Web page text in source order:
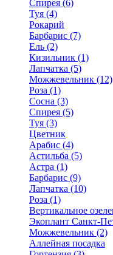
Спирея (6)
Туя (4)
Рокарий
Барбарис (7)
Ель (2)
Кизильник (1)
Лапчатка (5)
Можжевельник (12)
Роза (1)
Сосна (3)
Спирея (5)
Туя (3)
Цветник
Арабис (4)
Астильба (5)
Астра (1)
Барбарис (9)
Лапчатка (10)
Роза (1)
Вертикальное
Экоплант Санкт-
Можжевельник (2)
Аллейная посадка